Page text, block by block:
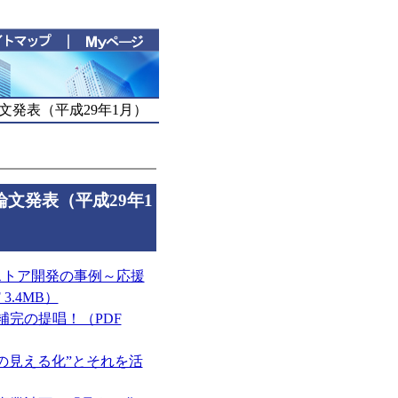
表（平成29年1月）
発表（平成29年1
ア開発の事例～応援
）
完の提唱！（PDF
見える化”とそれを活